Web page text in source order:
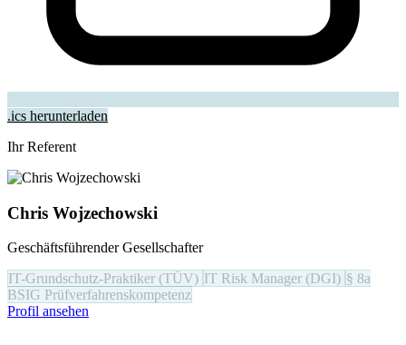
.ics herunterladen
Ihr Referent
Chris Wojzechowski
Geschäftsführender Gesellschafter
IT-Grundschutz-Praktiker (TÜV) IT Risk Manager (DGI) § 8a
BSIG Prüfverfahrenskompetenz
Profil ansehen